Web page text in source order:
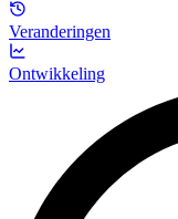
Veranderingen
Ontwikkeling